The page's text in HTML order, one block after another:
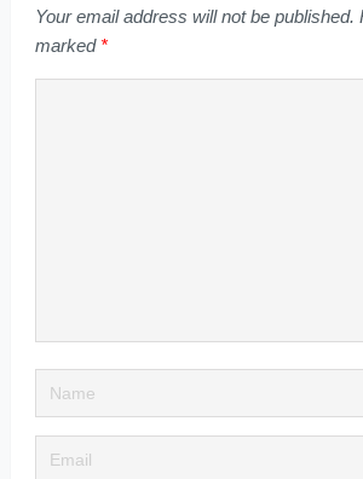
Your email address will not be published.
marked *